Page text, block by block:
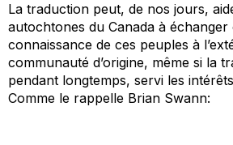
La traduction peut, de nos jours,
autochtones du Canada à
connaissance de ces peuples à
communauté d’origine, même si la
pendant longtemps, servi les
Comme le rappelle Brian Swann: